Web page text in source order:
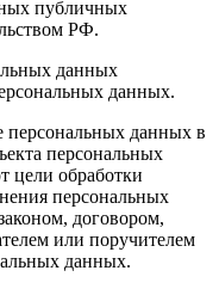
публичных
РФ.
данных
данных.
персональных данных в
персональных
цели обработки
персональных
договором,
или поручителем
данных.